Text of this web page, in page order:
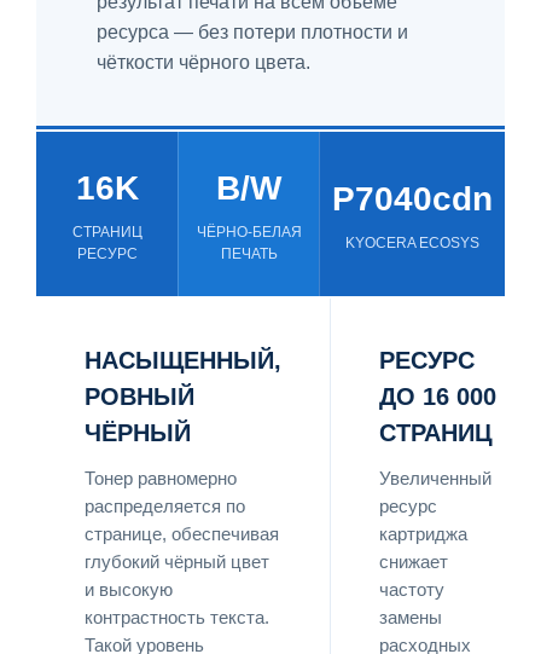
ресурса — без потери плотности и
чёткости чёрного цвета.
16K
СТРАНИЦ
РЕСУРС
B/W
ЧЁРНО-БЕЛАЯ
ПЕЧАТЬ
P7040cdn
KYOCERA ECOSYS
НАСЫЩЕННЫЙ,
РОВНЫЙ
ЧЁРНЫЙ
Тонер равномерно
распределяется по
странице, обеспечивая
глубокий чёрный цвет
и высокую
контрастность текста.
Такой уровень
РЕСУРС
ДО 16 000
СТРАНИЦ
Увеличенный
ресурс
картриджа
снижает
частоту
замены
расходных